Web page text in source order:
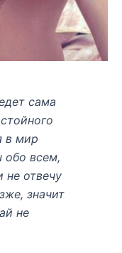
сама
в мир
обо всем,
не отвечу
значит
не